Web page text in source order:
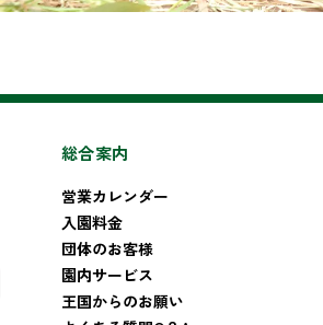
総合案内
営業カレンダー
入園料金
団体のお客様
園内サービス
王国からのお願い